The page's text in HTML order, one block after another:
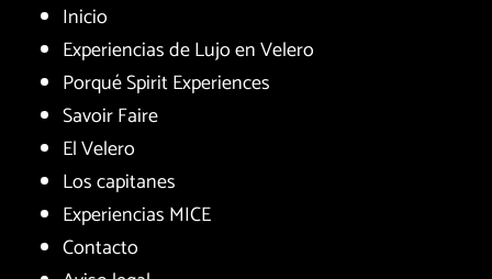
Inicio
Experiencias de Lujo en Velero
Porqué Spirit Experiences
Savoir Faire
El Velero
Los capitanes
Experiencias MICE
Contacto